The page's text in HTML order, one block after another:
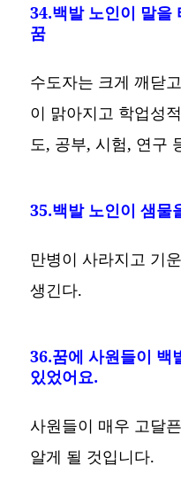
34.백발 노인이 말을
꿈
수도자는 크게 깨닫
이 맑아지고 학업성
도, 공부, 시험, 연구
35.백발 노인이 샘물
만병이 사라지고 기
생긴다.
36.꿈에 사원들이 백
있었어요.
사원들이 매우 고달
알게 될 것입니다.